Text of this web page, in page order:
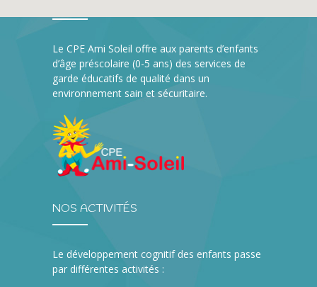
Le CPE Ami Soleil offre aux parents d’enfants
d’âge préscolaire (0-5 ans) des services de
garde éducatifs de qualité dans un
environnement sain et sécuritaire.
NOS ACTIVITÉS
Le développement cognitif des enfants passe
par différentes activités :